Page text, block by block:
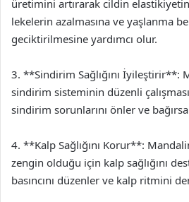
üretimini artırarak cildin
lekelerin azalmasına ve yaşlanma
geciktirilmesine yardımcı olur.
3. **Sindirim Sağlığını İyileştirir**:
sindirim sisteminin düzenli
sindirim sorunlarını önler ve
4. **Kalp Sağlığını Korur**:
zengin olduğu için kalp sağlığını
basıncını düzenler ve kalp ritmini